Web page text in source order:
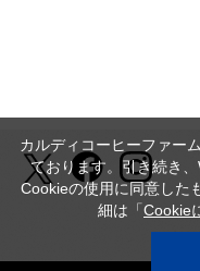
カルディコーヒーファー
ております。引き続き
Cookieの使用に同意した
細は「Cookie